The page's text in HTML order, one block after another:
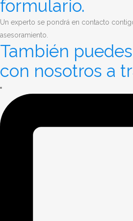
formulario.
Un experto se pondrá en contacto
asesoramiento.
También
con nosotros a